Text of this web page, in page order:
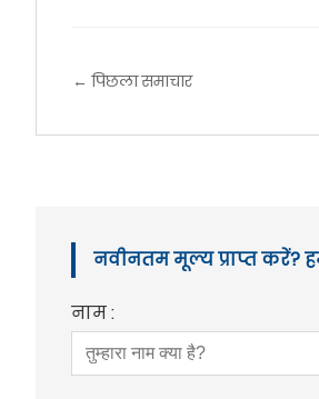
← पिछला समाचार
नवीनतम मूल्य प्राप्त करें?
नाम :